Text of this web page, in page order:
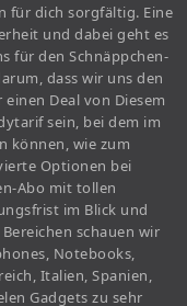
für dich sorgfältig. Eine
und dabei geht es
für den Schnäppchen-
dass wir uns den
Deal von Diesem
sein, bei dem im
können, wie zum
Optionen bei
Abo mit tollen
im Blick und
schauen wir
Notebooks,
Italien, Spanien,
Gadgets zu sehr